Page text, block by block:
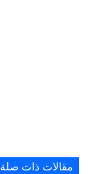
مقالات ذات صلة